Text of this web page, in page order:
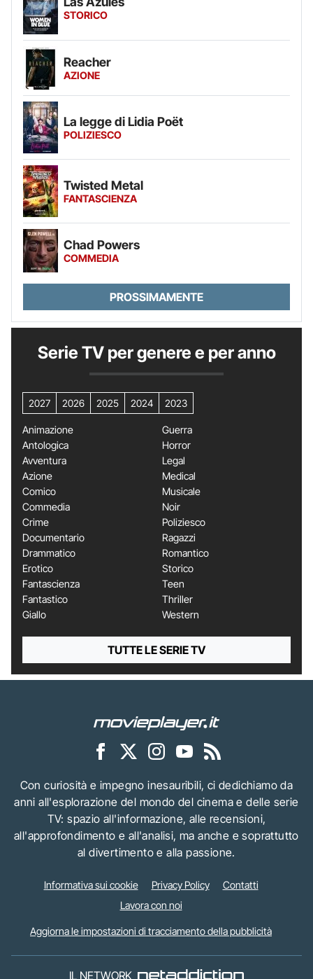
STORICO
Reacher
AZIONE
La legge di Lidia Poët
POLIZIESCO
Twisted Metal
FANTASCIENZA
Chad Powers
COMMEDIA
PROSSIMAMENTE
Serie TV per genere e per anno
2027 2026 2025 2024 2023
Animazione
Antologica
Avventura
Azione
Comico
Commedia
Crime
Documentario
Drammatico
Erotico
Fantascienza
Fantastico
Giallo
Guerra
Horror
Legal
Medical
Musicale
Noir
Poliziesco
Ragazzi
Romantico
Storico
Teen
Thriller
Western
TUTTE LE SERIE TV
Con curiosità e impegno inesauribili, ci dedichiamo da
anni all'esplorazione del mondo del cinema e delle serie
TV: spazio all'informazione, alle recensioni,
all'approfondimento e all'analisi, ma anche e soprattutto
al divertimento e alla passione.
Informativa sui cookie Privacy Policy
Contatti
Lavora con noi
Aggiorna le impostazioni di tracciamento della pubblicità
IL NETWORK